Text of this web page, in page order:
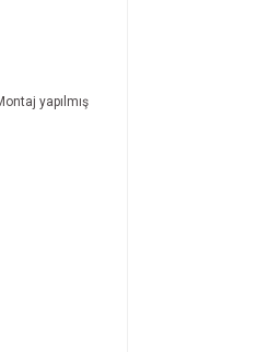
yapılmış